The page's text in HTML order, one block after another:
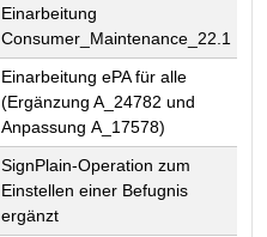
Einarbeitung
Consumer_Maintenance_22.1
Einarbeitung ePA für alle
(Ergänzung A_24782 und
Anpassung A_17578)
SignPlain-Operation zum
Einstellen einer Befugnis
ergänzt